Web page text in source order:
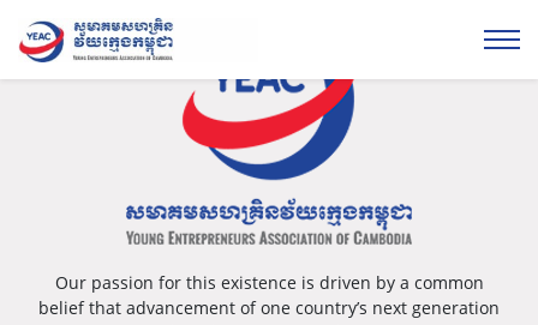
Our passion for this existence is driven by a common
belief that advancement of one country’s next generation